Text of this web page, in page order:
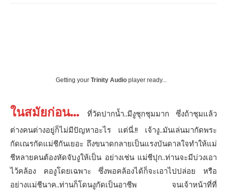
Getting your Trinity Audio player ready...
ในสมัยก่อน…
ที่วัดปากนํ้า..มีงูชุกชุมมาก ซึ่งถ้าชุมแล้ว
ต่างคนต่างอยู่ก็ไม่มีปัญหาอะไร แต่นี่.!! เจ้างู..มันเล่นมากัดพระ
กัดเณรกัดแม่ชีกันเยอะ ถึงขนาดกลายเป็นแรงบันดาลใจทำให้แม่
ชีหลายคนต้องหัดจับงูให้เป็น อย่างเช่น แม่ชีปุก..ท่านจะมีบ่วงเอา
ไว้คล้อง คองูโดยเฉพาะ ซึ่งพอคล้องได้ก็จะเอาไปปล่อย หรือ
อย่างแม่ชีนาค..ท่านก็โดนงูกัดเป็นอาชีพ จนเจ้าหน้าที่ที่